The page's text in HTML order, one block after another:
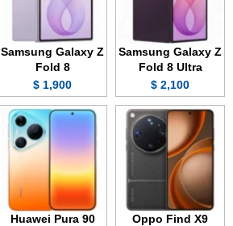
Samsung Galaxy Z
Fold 8 Ultra
2,100 $
Samsung Galaxy Z
Fold 8
1,900 $
Oppo Find X9
Huawei Pura 90